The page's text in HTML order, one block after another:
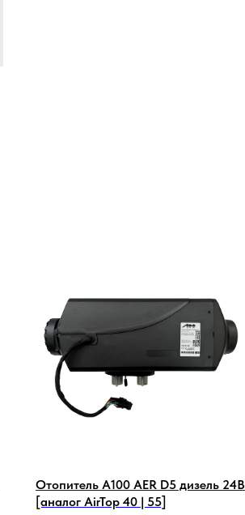
Отопитель А100 AER D5 дизель 24В
[аналог AirTop 40 | 55]